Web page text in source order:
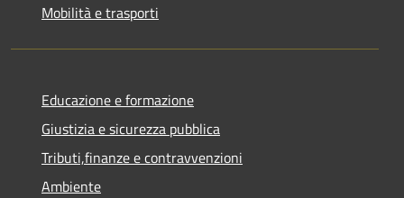
Mobilità e trasporti
Educazione e formazione
Giustizia e sicurezza pubblica
Tributi,finanze e contravvenzioni
Ambiente